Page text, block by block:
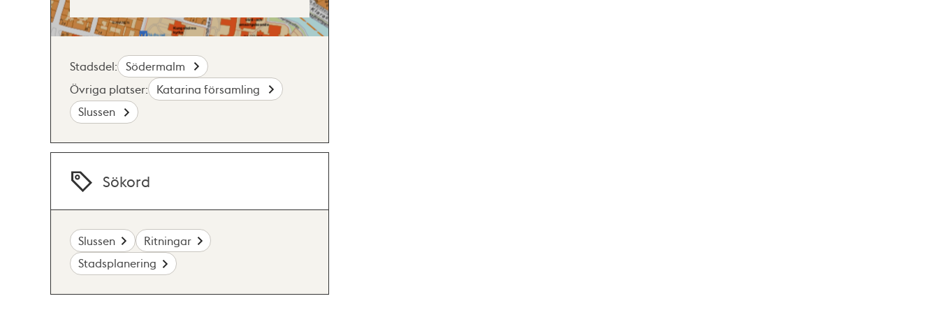
Stadsdel:
Södermalm
Övriga platser:
Katarina församling
Slussen
Sökord
Slussen
Ritningar
Stadsplanering